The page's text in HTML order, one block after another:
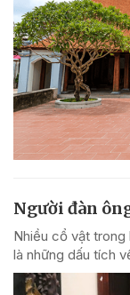
Người đàn
Nhiều cổ vật
là những dấu tích